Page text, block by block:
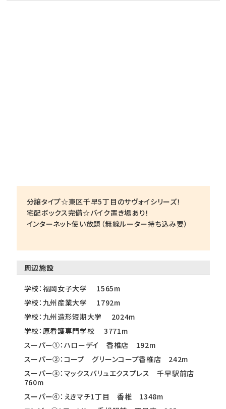
分譲タイプ☆東区千早5丁目のサヴォイシリーズ！
宅配ボックス完備☆バイク置き場あり！
インターネット使い放題（無線ルーター持ち込み要）
周辺施設
学校：福岡女子大学 1565m
学校：九州産業大学 1792m
学校：九州造形短期大学 2024m
学校：原看護専門学校 3771m
スーパー①：ハローデイ 香椎店 192m
スーパー②：コープ グリーンコープ香椎店 242m
スーパー③：マックスバリュエクスプレス 千早駅前店
760m
スーパー④：えきマチ1丁目 香椎 1348m